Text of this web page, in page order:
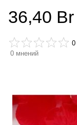
36,40 Br
0
0 мнений